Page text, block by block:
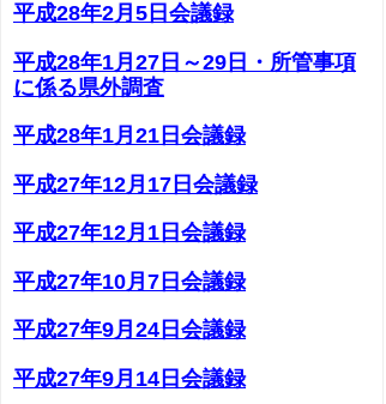
平成28年2月5日会議録
平成28年1月27日～29日・所管事項
に係る県外調査
平成28年1月21日会議録
平成27年12月17日会議録
平成27年12月1日会議録
平成27年10月7日会議録
平成27年9月24日会議録
平成27年9月14日会議録